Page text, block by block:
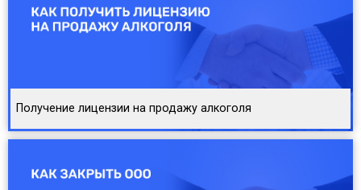
Получение лицензии на продажу алкоголя